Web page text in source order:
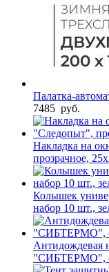
Палатка-
7485 руб.
Накладка на
прозрачное,
Колышек
набор 10 шт.,
Антидождевая
"СИБТЕРМО",